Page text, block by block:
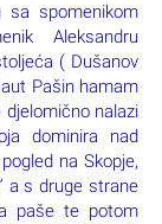
spomenikom
Aleksandru
( Dušanov
Pašin hamam
nalazi
dominira nad
na Skopje,
a s druge strane
paše te potom